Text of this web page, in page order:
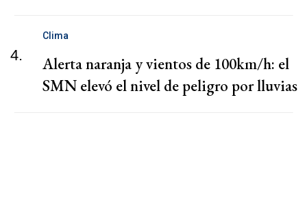
4.
Clima
Alerta naranja y vientos de 100km/h: el
SMN elevó el nivel de peligro por lluvias